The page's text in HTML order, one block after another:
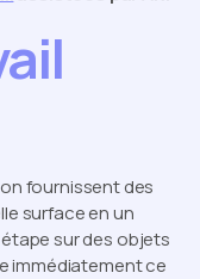
fournissent des
surface en un
sur des objets
immédiatement ce